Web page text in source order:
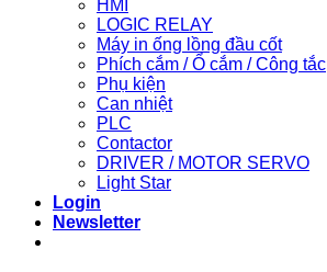
HMI
LOGIC RELAY
Máy in ống lồng đầu cốt
Phích cắm / Ổ cắm / Công tắc
Phụ kiện
Can nhiệt
PLC
Contactor
DRIVER / MOTOR SERVO
Light Star
Login
Newsletter